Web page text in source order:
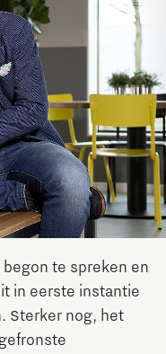
begon te spreken en
in eerste instantie
Sterker nog, het